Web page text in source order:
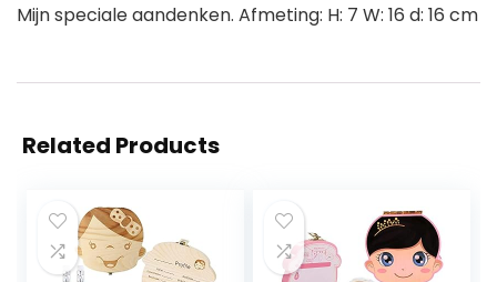
Mijn speciale aandenken. Afmeting: H: 7 W: 16 d: 16 cm
Related Products